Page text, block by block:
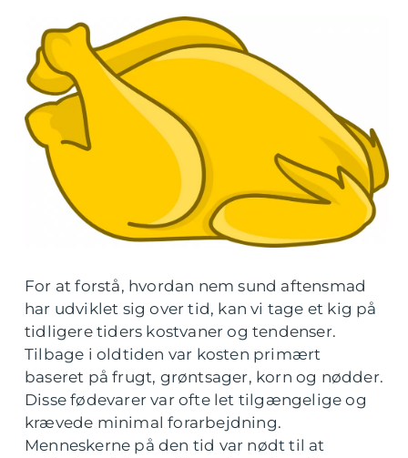
For at forstå, hvordan nem sund aftensmad
har udviklet sig over tid, kan vi tage et kig på
tidligere tiders kostvaner og tendenser.
Tilbage i oldtiden var kosten primært
baseret på frugt, grøntsager, korn og nødder.
Disse fødevarer var ofte let tilgængelige og
krævede minimal forarbejdning.
Menneskerne på den tid var nødt til at